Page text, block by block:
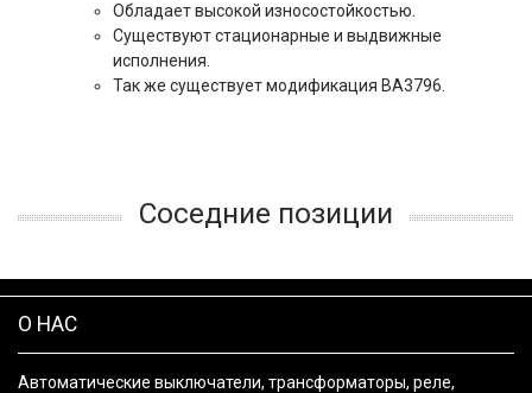
Обладает высокой износостойкостью.
Существуют стационарные и выдвижные
исполнения.
Так же существует модификация ВА3796.
Соседние позиции
О НАС
Автоматические выключатели, трансформаторы, реле,